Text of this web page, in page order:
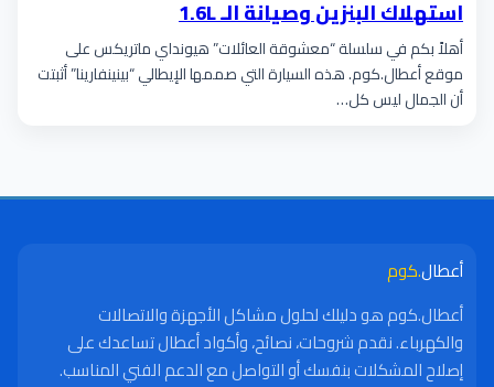
استهلاك البنزين وصيانة الـ 1.6L
أهلاً بكم في سلسلة “معشوقة العائلات” هيونداي ماتريكس على
موقع أعطال.كوم. هذه السيارة التي صممها الإيطالي “بينينفارينا” أثبتت
أن الجمال ليس كل…
أعطال.كوم
أعطال.كوم هو دليلك لحلول مشاكل الأجهزة والاتصالات
والكهرباء. نقدم شروحات، نصائح، وأكواد أعطال تساعدك على
إصلاح المشكلات بنفسك أو التواصل مع الدعم الفني المناسب.